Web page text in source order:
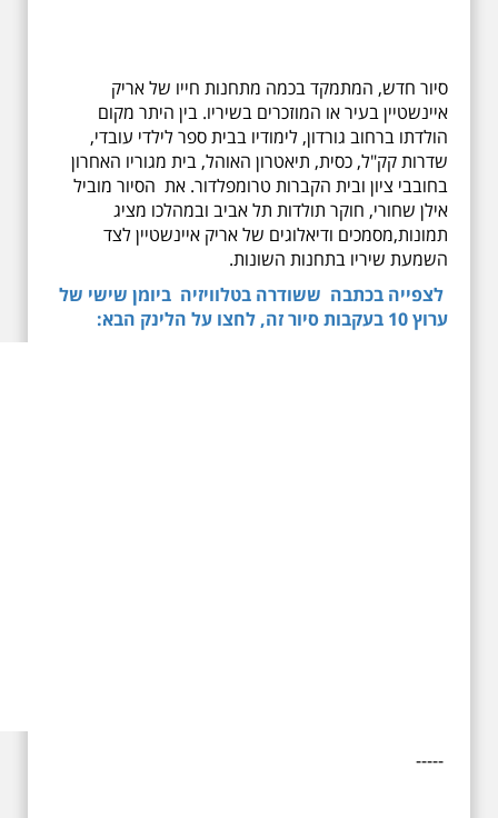
סיור חדש, המתמקד בכמה מתחנות חייו של אריק
איינשטיין בעיר או המוזכרים בשיריו. בין היתר מקום
הולדתו ברחוב גורדון, לימודיו בבית ספר לילדי עובדי,
שדרות קק"ל, כסית, תיאטרון האוהל, בית מגוריו האחרון
בחובבי ציון ובית הקברות טרומפלדור. את הסיור מוביל
אילן שחורי, חוקר תולדות תל אביב ובמהלכו מציג
תמונות,מסמכים ודיאלוגים של אריק איינשטיין לצד
השמעת שיריו בתחנות השונות.
לצפייה בכתבה ששודרה בטלוויזיה ביומן שישי של
ערוץ 10 בעקבות סיור זה, לחצו על הלינק הבא:
-----